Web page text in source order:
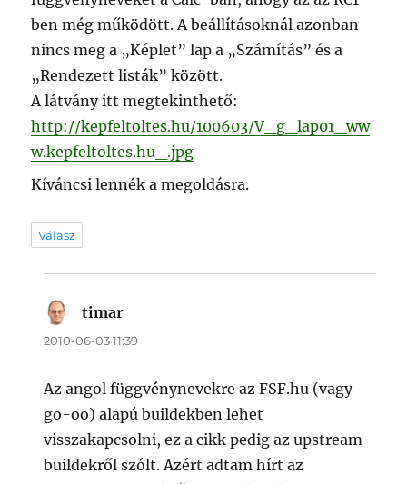
ben még működött. A beállításoknál azonban
nincs meg a „Képlet” lap a „Számítás” és a
„Rendezett listák” között.
A látvány itt megtekinthető:
http://kepfeltoltes.hu/100603/V_g_lap01_ww
w.kepfeltoltes.hu_.jpg
Kíváncsi lennék a megoldásra.
Válasz
timar
2010-06-03 11:39
Az angol függvénynevekre az FSF.hu (vagy
go-oo) alapú buildekben lehet
visszakapcsolni, ez a cikk pedig az upstream
buildekről szólt. Azért adtam hírt az